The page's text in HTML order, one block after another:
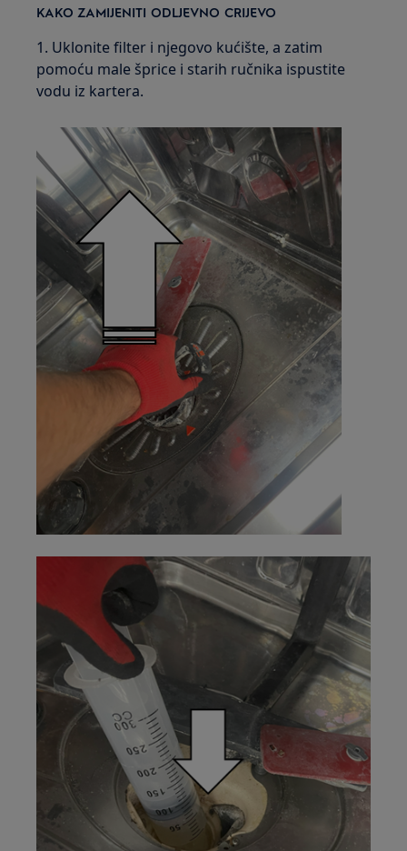
KAKO ZAMIJENITI ODLJEVNO CRIJEVO
1. Uklonite filter i njegovo kućište, a zatim
pomoću male šprice i starih ručnika ispustite
vodu iz kartera.